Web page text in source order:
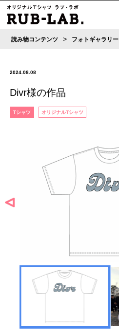
読み物コンテンツ > フォトギャラリー
2024.08.08
Divr様の作品
Tシャツ オリジナルTシャツ